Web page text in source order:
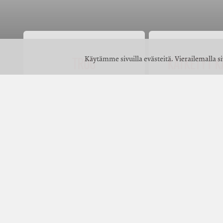
TROG KÄTKETYT
Käytämme sivuilla evästeitä. Vierailemalla